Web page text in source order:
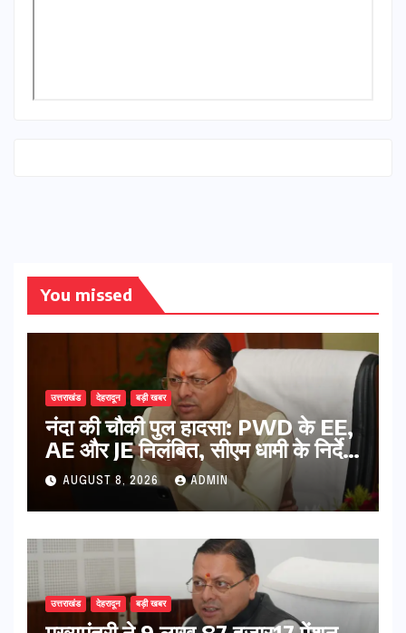
You missed
उत्तराखंड देहरादून बड़ी खबर
नंदा की चौकी पुल हादसा: PWD के EE,
AE और JE निलंबित, सीएम धामी के निर्देश
पर सख्त कार्रवाई
AUGUST 8, 2026 ADMIN
उत्तराखंड देहरादून बड़ी खबर